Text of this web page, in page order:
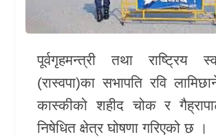
प्रविधि
शिक्षा
स्वास्थ्य
पूर्वगृहमन्त्री तथा राष्ट्रिय
(रास्वपा)का सभापति रवि
कास्कीको शहीद चोक र
निषेधित क्षेत्र घोषणा गरिएको छ ।